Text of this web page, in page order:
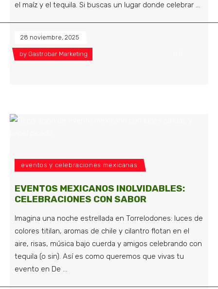
el maíz y el tequila. Si buscas un lugar donde celebrar
28 noviembre, 2025
by Gastrobar Marketing
eventos y celebraciones mexicanas
EVENTOS MEXICANOS INOLVIDABLES:
CELEBRACIONES CON SABOR
Imagina una noche estrellada en Torrelodones: luces de
colores titilan, aromas de chile y cilantro flotan en el
aire, risas, música bajo cuerda y amigos celebrando con
tequila (o sin). Así es como queremos que vivas tu
evento en De